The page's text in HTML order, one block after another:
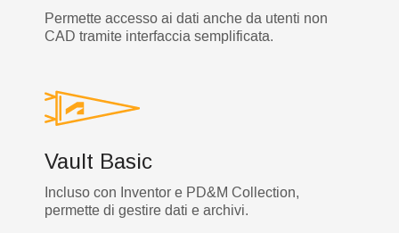
Permette accesso ai dati anche da utenti non
CAD tramite interfaccia semplificata.
Vault Basic
Incluso con Inventor e PD&M Collection,
permette di gestire dati e archivi.